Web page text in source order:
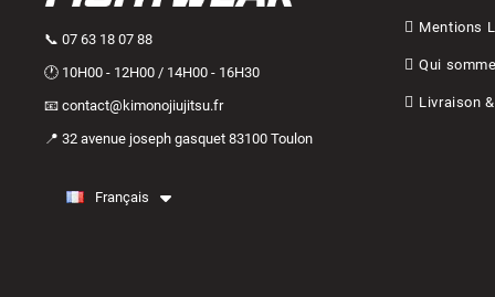
📞 07 63 18 07 88
🕐 10H00 - 12H00 / 14H00 - 16H30
📧 contact@kimonojiujitsu.fr
📍 32 avenue joseph gasquet 83100 Toulon
Français
Mentions
Qui
Livraison